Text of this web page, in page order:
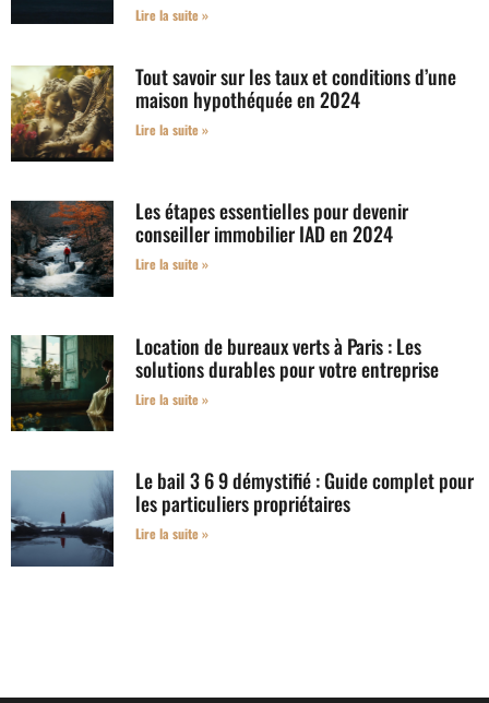
Lire la suite »
Tout savoir sur les taux et conditions d’une
maison hypothéquée en 2024
Lire la suite »
Les étapes essentielles pour devenir
conseiller immobilier IAD en 2024
Lire la suite »
Location de bureaux verts à Paris : Les
solutions durables pour votre entreprise
Lire la suite »
Le bail 3 6 9 démystifié : Guide complet pour
les particuliers propriétaires
Lire la suite »